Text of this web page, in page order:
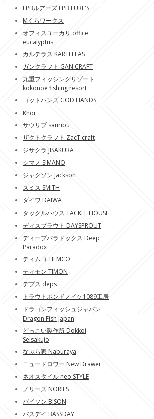
FPBルアーズ FPB LURE'S
Mくらワークス
オフィスユーカリ office
eucalyptus
カルテラス KARTELLAS
ガンクラフト GAN CRAFT
九重フィッシングリゾート
kokonoe fishing resort
ゴットハンズ GOD HANDS
Khor
サウリブ sauribu
ザクトクラフト ZacT craft
ジサクラ JISAKURA
シマノ SIMANO
ジャクソン Jackson
スミス SMITH
ダイワ DAIWA
タックルハウス TACKLE HOUSE
ディスプラウト DAYSPROUT
ディープパラドックス Deep
Paradox
ティムコ TIEMCO
ティモン TIMON
デプス deps
トラウトポンドノイケ1089工房
ドラゴンフィッシュジャパン
Dragon Fish Japan
どっこい製作所 Dokkoi
Seisakujo
なぶら家 Naburaya
ニュードロワー New Drawer
ネオスタイル neo STYLE
ノリーズ NORIES
バイソン BISON
バスデイ BASSDAY